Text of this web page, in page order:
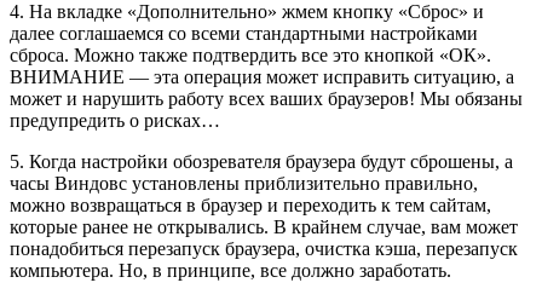
4. На вкладке «Дополнительно» жмем кнопку «Сброс» и
далее соглашаемся со всеми стандартными настройками
сброса. Можно также подтвердить все это кнопкой «ОК».
ВНИМАНИЕ — эта операция может исправить ситуацию, а
может и нарушить работу всех ваших браузеров! Мы обязаны
предупредить о рисках…
5. Когда настройки обозревателя браузера будут сброшены, а
часы Виндовс установлены приблизительно правильно,
можно возвращаться в браузер и переходить к тем сайтам,
которые ранее не открывались. В крайнем случае, вам может
понадобиться перезапуск браузера, очистка кэша, перезапуск
компьютера. Но, в принципе, все должно заработать.